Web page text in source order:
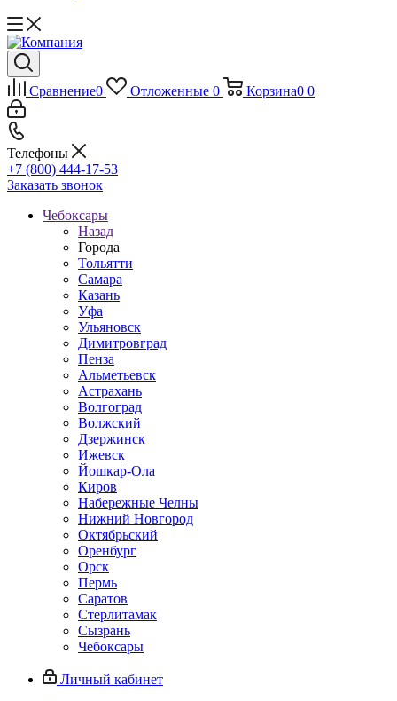
Сравнение0 Отложенные 0 Корзина0 0
Телефоны
+7 (800) 444-17-53
Заказать звонок
Чебоксары
Назад
Города
Тольятти
Самара
Казань
Уфа
Ульяновск
Димитровград
Пенза
Альметьевск
Астрахань
Волгоград
Волжский
Дзержинск
Ижевск
Йошкар-Ола
Киров
Набережные Челны
Нижний Новгород
Октябрьский
Оренбург
Орск
Пермь
Саратов
Стерлитамак
Сызрань
Чебоксары
Личный кабинет